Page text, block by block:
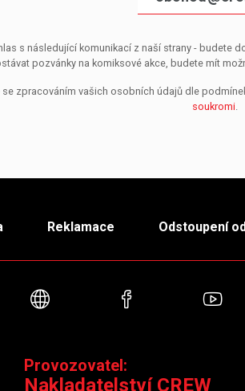
s následující komunikací z naší strany -
pozvánky na komiksové akce, budete mít
zpracováním vašich osobních údajů dle
soukromi.
Reklamace Odstoupení
Webové stránkyFacebook
Provozovatel:
Nakladatelství CREW